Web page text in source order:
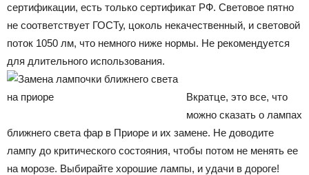
сертификации, есть только сертификат РФ. Световое пятно
не соответствует ГОСТу, цоколь некачественный, и световой
поток 1050 лм, что немного ниже нормы. Не рекомендуется
для длительного использования.
Вкратце, это все, что
можно сказать о лампах
ближнего света фар в Приоре и их замене. Не доводите
лампу до критического состояния, чтобы потом не менять ее
на морозе. Выбирайте хорошие лампы, и удачи в дороге!